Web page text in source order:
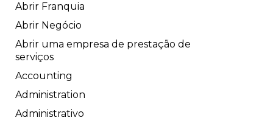
Abrir Franquia
Abrir Negócio
Abrir uma empresa de prestação de
serviços
Accounting
Administration
Administrativo